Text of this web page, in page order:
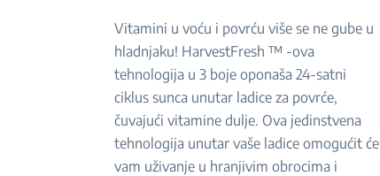
Vitamini u voću i povrću više se ne gube u
hladnjaku! HarvestFresh ™ -ova
tehnologija u 3 boje oponaša 24-satni
ciklus sunca unutar ladice za povrće,
čuvajući vitamine dulje. Ova jedinstvena
tehnologija unutar vaše ladice omogućit će
vam uživanje u hranjivim obrocima i